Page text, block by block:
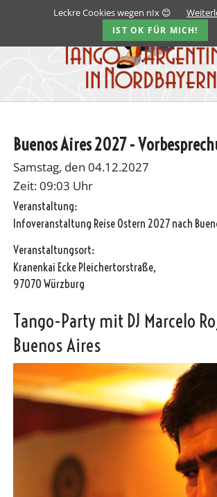
Buenos Aires 2027 -
Samstag, den 04.12.2027
Zeit: 09:03 Uhr
Veranstaltung:
Infoveranstaltung Reise Ostern 2027 nach
Veranstaltungsort:
Kranenkai Ecke Pleichertorstraße,
97070 Würzburg
Tango-Party mit DJ Marcelo
Buenos Aires
Leckre Cookies wegen nIx 😊
IST OK FÜR MICH!